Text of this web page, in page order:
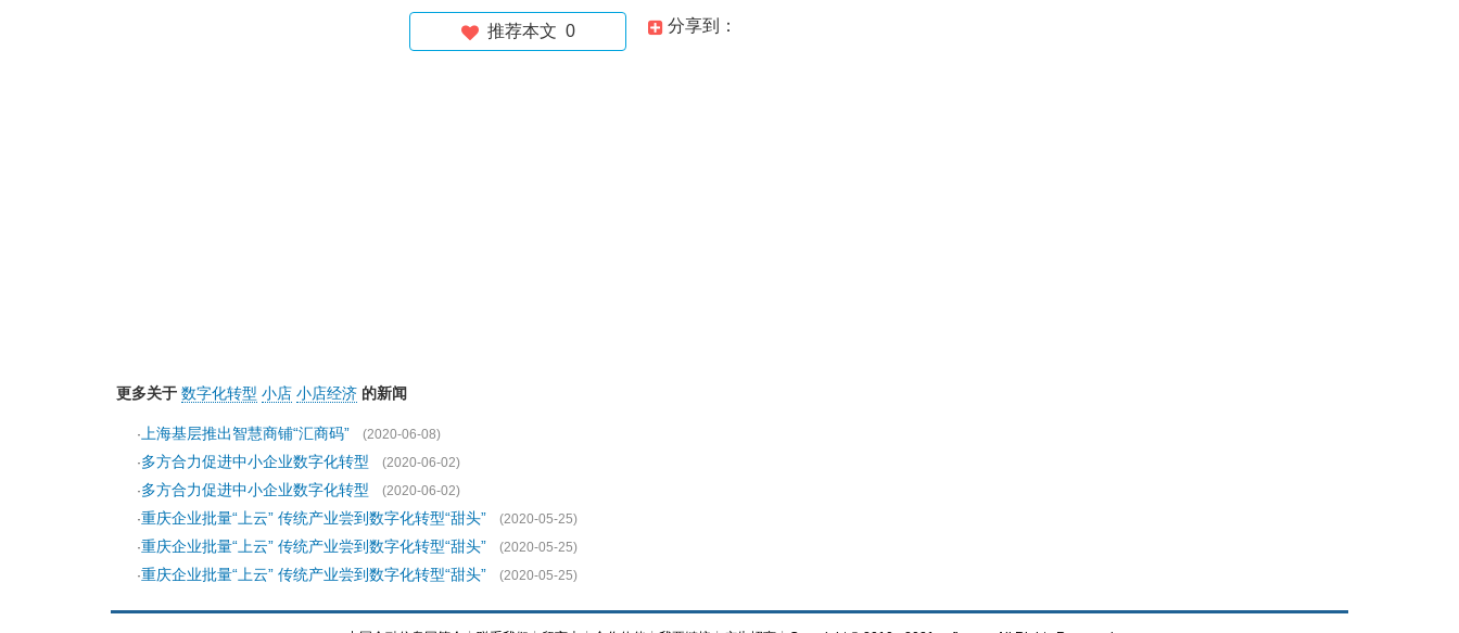
分享到：
推荐本文 0
更多关于 数字化转型 小店 小店经济 的新闻
· 上海基层推出智慧商铺“汇商码”
(2020-06-08)
·多方合力促进中小企业数字化转型
(2020-06-02)
·多方合力促进中小企业数字化转型
(2020-06-02)
·重庆企业批量“上云” 传统产业尝到数字化转型“甜头”
(2020-05-25)
·重庆企业批量“上云” 传统产业尝到数字化转型“甜头”
(2020-05-25)
·重庆企业批量“上云” 传统产业尝到数字化转型“甜头” (2020-05-25)